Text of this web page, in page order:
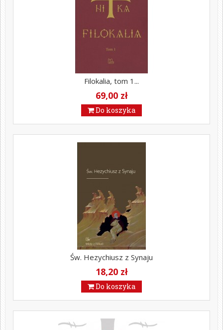
Filokalia, tom 1...
69,00 zł
Do koszyka
Św. Hezychiusz z Synaju
18,20 zł
Do koszyka